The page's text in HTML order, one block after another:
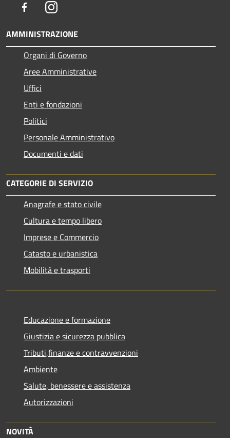
FacebookInstagram
AMMINISTRAZIONE
Organi di Governo
Aree Amministrative
Uffici
Enti e fondazioni
Politici
Personale Amministrativo
Documenti e dati
CATEGORIE DI SERVIZIO
Anagrafe e stato civile
Cultura e tempo libero
Imprese e Commercio
Catasto e urbanistica
Mobilità e trasporti
Educazione e formazione
Giustizia e sicurezza pubblica
Tributi,finanze e contravvenzioni
Ambiente
Salute, benessere e assistenza
Autorizzazioni
NOVITÀ